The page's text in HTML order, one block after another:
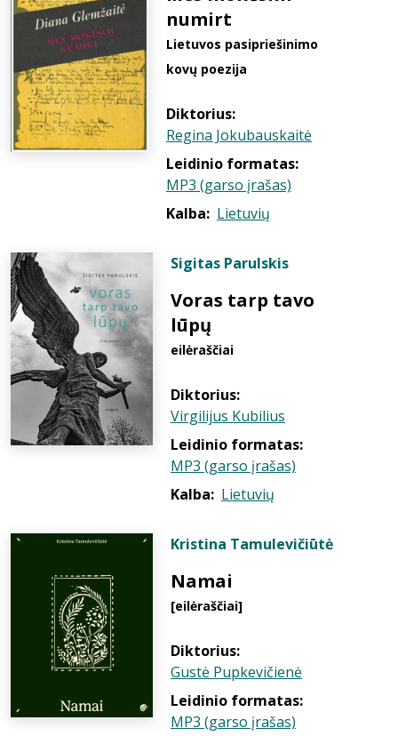
numirt
Lietuvos pasipriešinimo
kovų poezija
Diktorius:
Regina Jokubauskaitė
Leidinio formatas:
MP3 (garso įrašas)
Kalba: Lietuvių
Sigitas Parulskis
Voras tarp tavo
lūpų
eilėraščiai
Diktorius:
Virgilijus Kubilius
Leidinio formatas:
MP3 (garso įrašas)
Kalba: Lietuvių
Kristina Tamulevičiūtė
Namai
[eilėraščiai]
Diktorius:
Gustė Pupkevičienė
Leidinio formatas:
MP3 (garso įrašas)